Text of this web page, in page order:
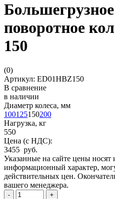
поворотное
150
(0)
Артикул: ED01HBZ150
В сравнение
в наличии
Диаметр колеса, мм
100125150200
Нагрузка, кг
550
Цена (с НДС):
3455 руб.
Указанные на сайте цены носят
информационный характер,
действительных цен.
вашего менеджера.
- +